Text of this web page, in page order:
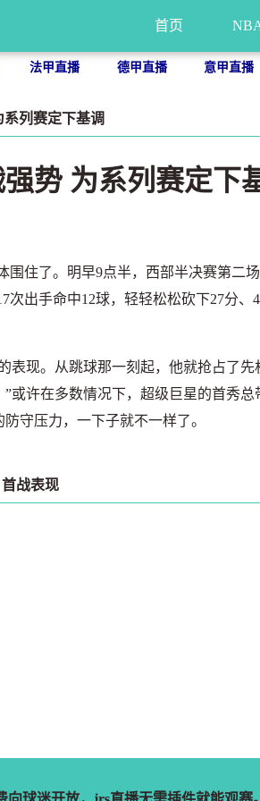
首页
法甲直播 德甲直播 意甲直播
列赛定下基调
势 为系列赛定下
住了。明早9点半，西部半决赛第二
出手命中12球，轻轻松松砍下27分、
现。从跳球那一刻起，他就抢占了先
或许在多数情况下，超级巨星的首秀
守压力，一下子就不一样了。
首战表现